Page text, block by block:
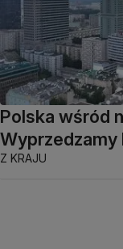
Polska wśród
Wyprzedzamy
Z KRAJU